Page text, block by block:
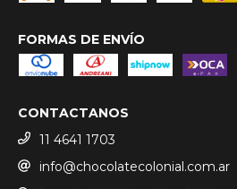
FORMAS DE ENVÍO
CONTACTANOS
11 4641 1703
info@chocolatecolonial.com.ar